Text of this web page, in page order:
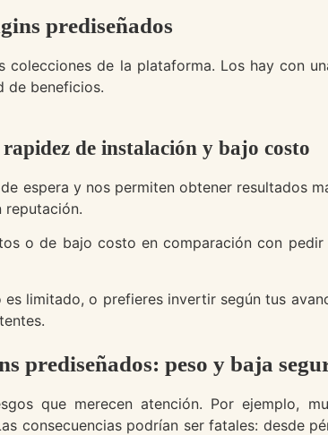
prediseñados
colecciones de la plataforma. Los hay con
de beneficios.
de instalación y bajo costo
espera y nos permiten obtener resultados
reputación.
o de bajo costo en comparación con
limitado, o prefieres invertir según tus
prediseñados: peso y baja
que merecen atención. Por ejemplo,
consecuencias podrían ser fatales: desde